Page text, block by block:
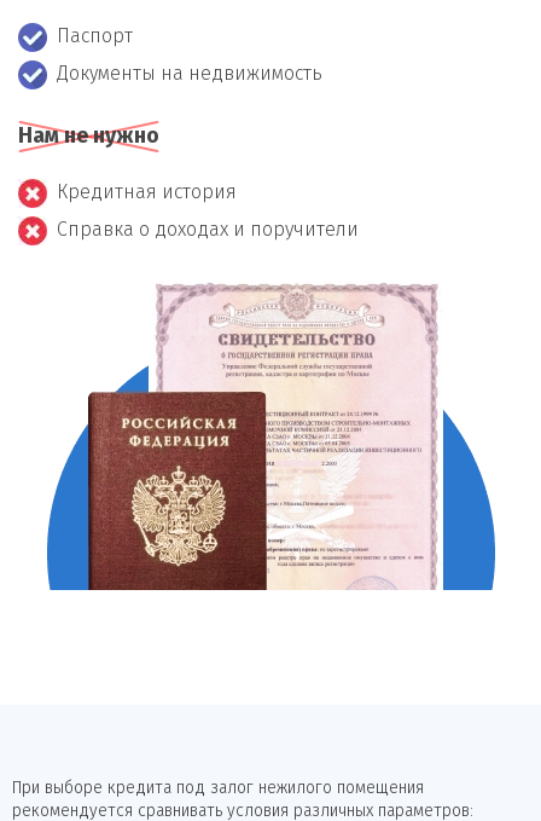
Паспорт
Документы на недвижимость
Нам не нужно
Кредитная история
Справка о доходах и поручители
При выборе кредита под залог нежилого помещения
рекомендуется сравнивать условия различных параметров: